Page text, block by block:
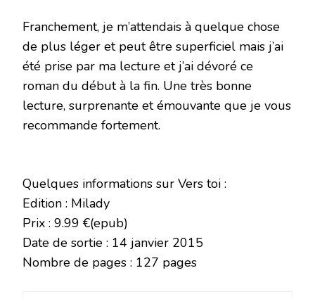
Franchement, je m’attendais à quelque chose
de plus léger et peut être superficiel mais j’ai
été prise par ma lecture et j’ai dévoré ce
roman du début à la fin. Une très bonne
lecture, surprenante et émouvante que je vous
recommande fortement.
Quelques informations sur Vers toi :
Edition : Milady
Prix : 9.99 €(epub)
Date de sortie : 14 janvier 2015
Nombre de pages : 127 pages